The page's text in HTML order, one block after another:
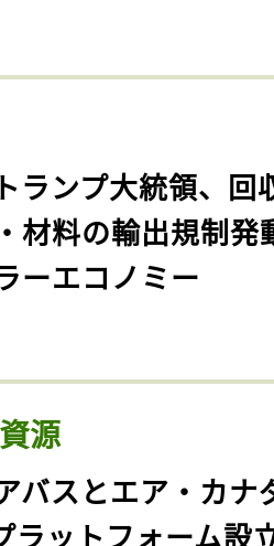
ランプ大統領、回
材料の輸出規制発
ーエコノミー
源
バスとエア・カナ
ラットフォーム設